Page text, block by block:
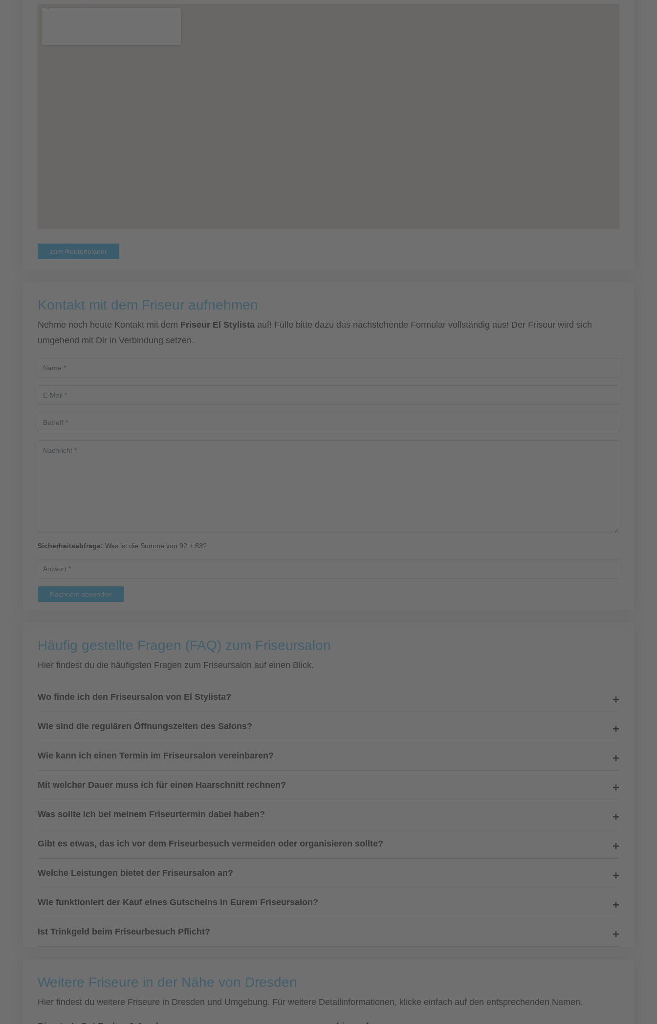
zum Routenplaner
Kontakt mit dem Friseur aufnehmen
Nehme noch heute Kontakt mit dem Friseur El Stylista auf! Fülle bitte dazu das nachstehende Formular vollständig aus! Der Friseur wird sich
umgehend mit Dir in Verbindung setzen.
Sicherheitsabfrage: Was ist die Summe von 92 + 63?
Nachricht absenden
Häufig gestellte Fragen (FAQ) zum Friseursalon
Hier findest du die häufigsten Fragen zum Friseursalon auf einen Blick.
Wo finde ich den Friseursalon von El Stylista?
Wie sind die regulären Öffnungszeiten des Salons?
Wie kann ich einen Termin im Friseursalon vereinbaren?
Mit welcher Dauer muss ich für einen Haarschnitt rechnen?
Was sollte ich bei meinem Friseurtermin dabei haben?
Gibt es etwas, das ich vor dem Friseurbesuch vermeiden oder organisieren sollte?
Welche Leistungen bietet der Friseursalon an?
Wie funktioniert der Kauf eines Gutscheins in Eurem Friseursalon?
Ist Trinkgeld beim Friseurbesuch Pflicht?
Weitere Friseure in der Nähe von Dresden
Hier findest du weitere Friseure in Dresden und Umgebung. Für weitere Detailinformationen, klicke einfach auf den entsprechenden Namen.